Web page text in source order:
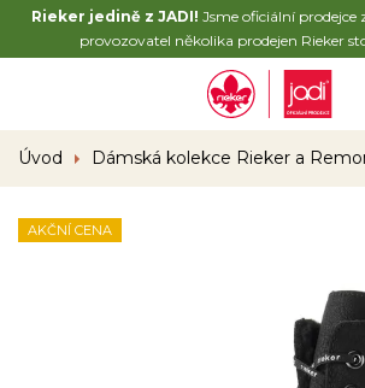
Rieker jedině z JADI! Jsme oficiální prodejce
provozovatel několika prodejen Rieker
Úvod Dámská kolekce Rieker a
AKČNÍ CENA